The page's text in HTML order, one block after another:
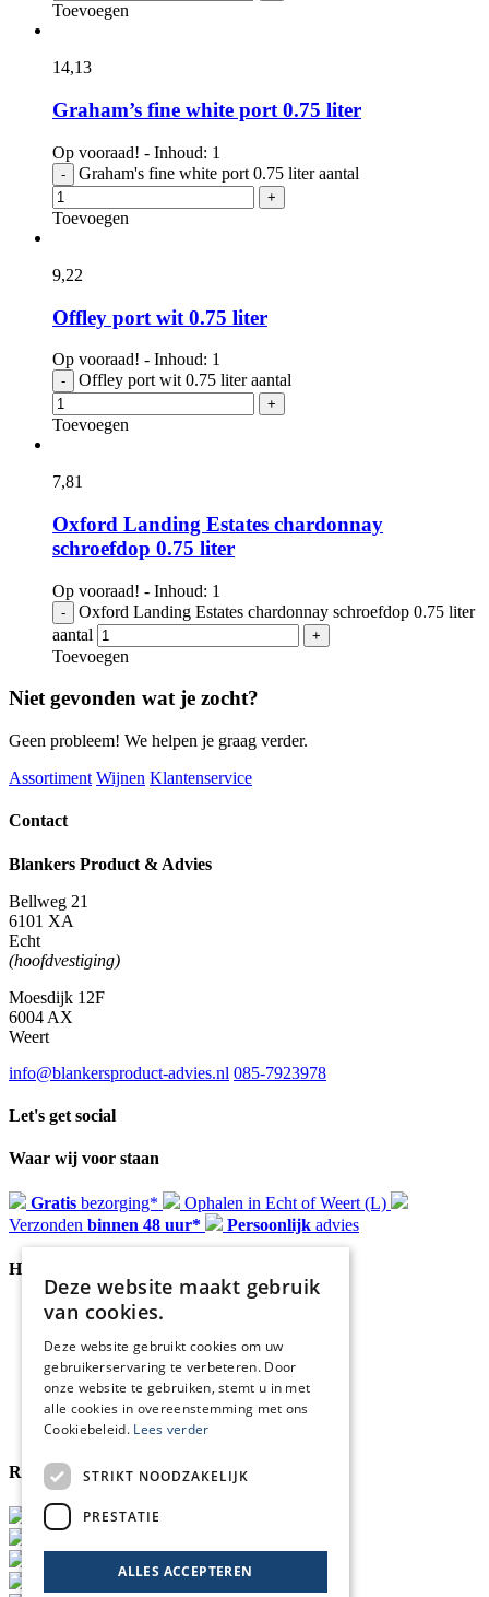
Toevoegen
14,13
Graham’s fine white port 0.75 liter
Op vooraad! - Inhoud: 1
- Graham's fine white port 0.75 liter aantal
+
Toevoegen
9,22
Offley port wit 0.75 liter
Op vooraad! - Inhoud: 1
- Offley port wit 0.75 liter aantal
+
Toevoegen
7,81
Oxford Landing Estates chardonnay
schroefdop 0.75 liter
Op vooraad! - Inhoud: 1
-
Oxford Landing Estates chardonnay schroefdop 0.75 liter
aantal
+
Toevoegen
Niet gevonden wat je zocht?
Geen probleem! We helpen je graag verder.
Assortiment Wijnen Klantenservice
Contact
Blankers Product & Advies
Bellweg 21
6101 XA
Echt
(hoofdvestiging)
Moesdijk 12F
6004 AX
Weert
info@blankersproduct-advies.nl 085-7923978
Let's get social
Waar wij voor staan
Gratis bezorging*
Ophalen in Echt of Weert (L)
Verzonden binnen 48 uur* Persoonlijk advies
Handige Links
Home
Over ons
Blog
Privacyverklaring
Retour- en terugbetalingsbeleid
Cookies
Reviewmerk
Deze website maakt gebruik
van cookies.
Deze website gebruikt cookies om uw
gebruikerservaring te verbeteren. Door
onze website te gebruiken, stemt u in met
alle cookies in overeenstemming met ons
Cookiebeleid. Lees verder
STRIKT NOODZAKELIJK
PRESTATIE
ALLES ACCEPTEREN